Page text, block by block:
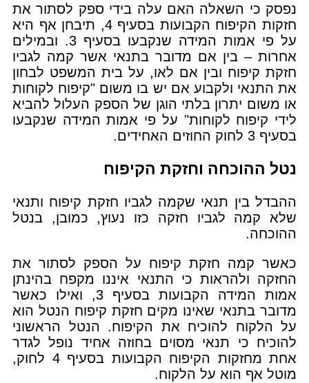
נפסק כי השאלה האם עלה בידי ספק לסתור את
חזקות הקיפוח הקבועות בסעיף 4, תיבחן אף היא
על פי אמות המידה שנקבעו בסעיף 3. ובמילים
אחרות – בין אם מדובר בתנאי אשר קמה לגביו
חזקת קיפוח ובין אם לאו, על בית המשפט לבחון
את התנאי ולקבוע אם יש בו משום "קיפוח לקוחות
או משום יתרון בלתי הוגן של הספק העלול להביא
לידי קיפוח לקוחות" על פי אמות המידה שנקבעו
בסעיף 3 לחוק החוזים האחידים.
נטל ההוכחה וחזקת הקיפוח
ההבדל בין תנאי שקמה לגביו חזקת קיפוח ותנאי
שלא קמה לגביו חזקה כזו נעוץ, כמובן, בנטל
ההוכחה.
כאשר קמה חזקת קיפוח על הספק לסתור את
החזקה ולהראות כי התנאי איננו מקפח בהינתן
אמות המידה הקבועות בסעיף 3, ואילו כאשר
מדובר בתנאי שאינו מקים חזקת קיפוח הנטל הוא
על הלקוח להוכיח את הקיפוח. הנטל הראשוני
להוכיח כי תנאי מסוים בחוזה אחיד נופל לגדר
אחת מחזקות הקיפוח הקבועות בסעיף 4 לחוק,
מוטל אף הוא על הלקוח.